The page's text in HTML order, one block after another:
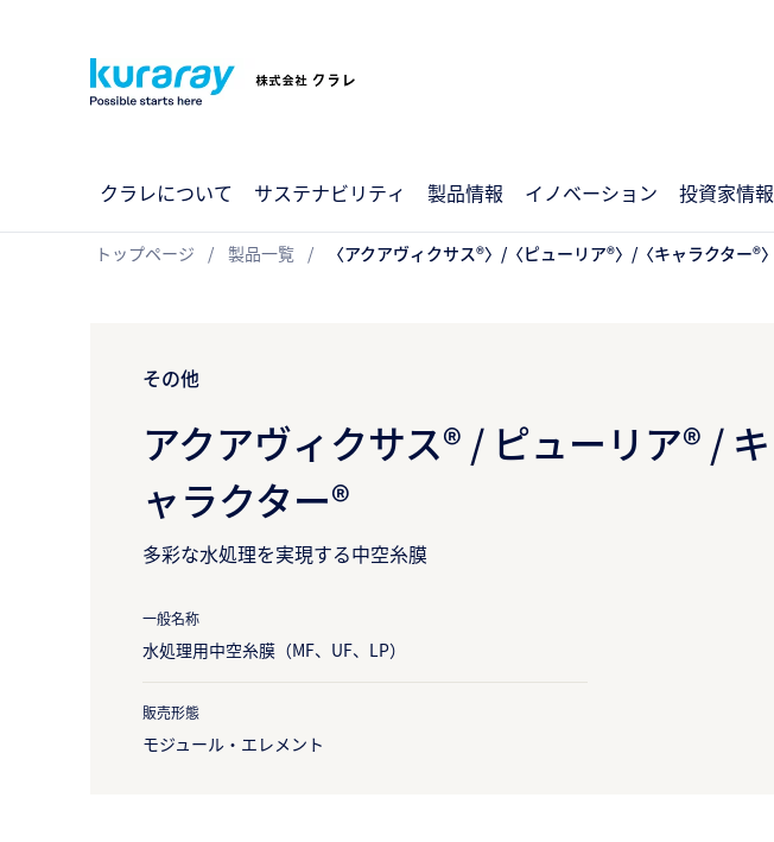
クラレについて サステナビリティ 製品情報 イノベーション 投資家情報
トップページ 製品一覧 〈アクアヴィクサス®〉/〈ピューリア®〉/〈キャラクター®〉
その他
アクアヴィクサス® / ピューリア® / キ
ャラクター®
多彩な水処理を実現する中空糸膜
一般名称
水処理用中空糸膜（MF、UF、LP）
販売形態
モジュール・エレメント